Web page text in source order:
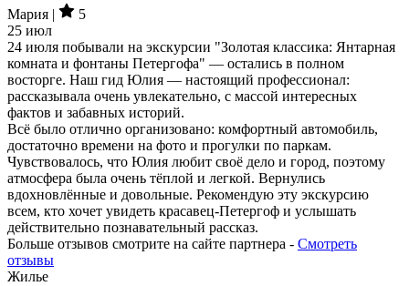
Мария |
5
25 июл
24 июля побывали на экскурсии "Золотая классика: Янтарная
комната и фонтаны Петергофа" — остались в полном
восторге. Наш гид Юлия — настоящий профессионал:
рассказывала очень увлекательно, с массой интересных
фактов и забавных историй.
Всё было отлично организовано: комфортный автомобиль,
достаточно времени на фото и прогулки по паркам.
Чувствовалось, что Юлия любит своё дело и город, поэтому
атмосфера была очень тёплой и легкой. Вернулись
вдохновлённые и довольные. Рекомендую эту экскурсию
всем, кто хочет увидеть красавец-Петергоф и услышать
действительно познавательный рассказ.
Больше отзывов смотрите на сайте партнера - Смотреть
отзывы
Жилье